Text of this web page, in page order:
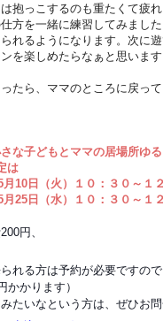
抱っこするのも重たくて疲れ
方を一緒に練習してみまし
れるようになります。次に
を楽しめたらなぁと思います
たら、ママのところに戻っ
な子どもとママの居場所ゆ
は
日（火）１０：３０～１２
日（水）１０：３０～１２
円、
れる方は予約が必要ですの
かかります）
たいなという方は、ぜひお問